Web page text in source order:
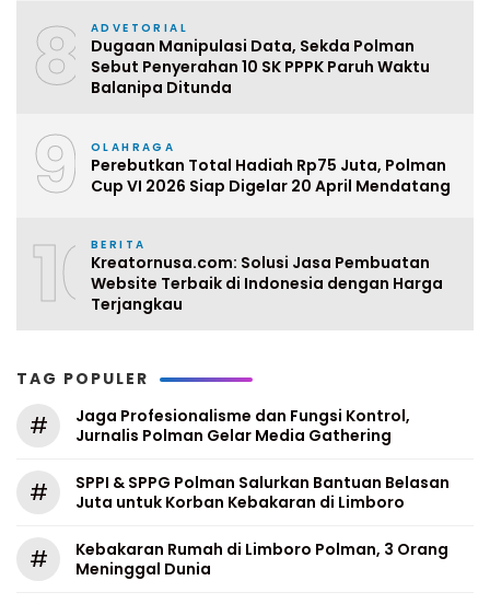
8 ADVETORIAL
Dugaan Manipulasi Data, Sekda Polman
Sebut Penyerahan 10 SK PPPK Paruh Waktu
Balanipa Ditunda
9 OLAHRAGA
Perebutkan Total Hadiah Rp75 Juta, Polman
Cup VI 2026 Siap Digelar 20 April Mendatang
10BERITA
Kreatornusa.com: Solusi Jasa Pembuatan
Website Terbaik di Indonesia dengan Harga
Terjangkau
TAG POPULER
#
Jaga Profesionalisme dan Fungsi Kontrol,
Jurnalis Polman Gelar Media Gathering
#
SPPI & SPPG Polman Salurkan Bantuan Belasan
Juta untuk Korban Kebakaran di Limboro
#
Kebakaran Rumah di Limboro Polman, 3 Orang
Meninggal Dunia